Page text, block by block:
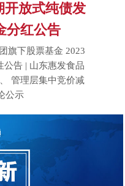
开放式纯债发
分红公告
旗下股票基金 2023
公告 | 山东惠发食品
管理层集中竞价减
公示